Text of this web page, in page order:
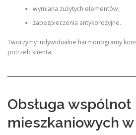
wymiana zużytych elementów,
zabezpieczenia antykorozyjne.
Tworzymy indywidualne harmonogramy
potrzeb klienta.
Obsługa wspólnot
mieszkaniowych w